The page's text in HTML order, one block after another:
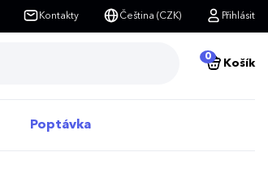
Kontakty Čeština (CZK) Přihlásit
0
Košík
Poptávka